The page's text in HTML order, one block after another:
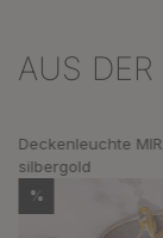
Produktgalerie
AUS DER
Deckenleuchte
silbergold
%